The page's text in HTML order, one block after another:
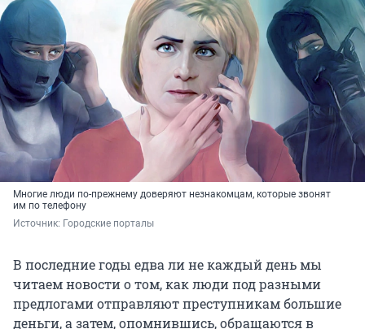
Многие люди по-прежнему доверяют незнакомцам, которые звонят
им по телефону
Источник: Городские порталы
В последние годы едва ли не каждый день мы
читаем новости о том, как люди под разными
предлогами отправляют преступникам большие
деньги, а затем, опомнившись, обращаются в